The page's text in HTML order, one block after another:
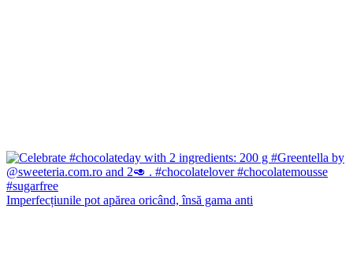
Imperfecțiunile pot apărea oricând, însă gama anti